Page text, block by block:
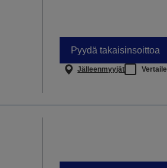
Pyydä takaisinsoittoa
Jälleenmyyjät Vertaile